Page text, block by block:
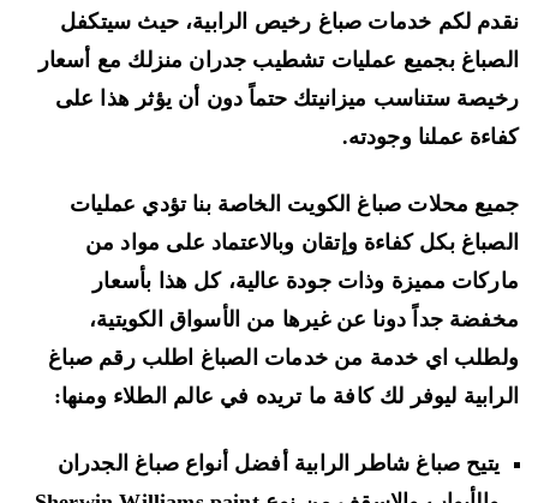
لكم خدمات صباغ رخيص الرابية، حيث سيتكفل
بجميع عمليات تشطيب جدران منزلك مع أسعار
ستناسب ميزانيتك حتماً دون أن يؤثر هذا على
عملنا وجودته.
محلات صباغ الكويت الخاصة بنا تؤدي عمليات
بكل كفاءة وإتقان وبالاعتماد على مواد من
مميزة وذات جودة عالية، كل هذا بأسعار
جداً دونا عن غيرها من الأسواق الكويتية،
اي خدمة من خدمات الصباغ اطلب رقم صباغ
ليوفر لك كافة ما تريده في عالم الطلاء ومنها:
يتيح صباغ شاطر الرابية أفضل أنواع صباغ الجدران